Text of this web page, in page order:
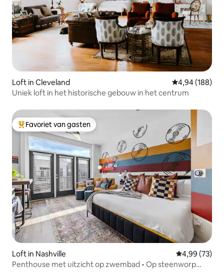
Loft in Cleveland Gemiddelde
4,94 (188)
Uniek loft in het historische gebouw in het centrum
Topfavoriet van gasten
Favoriet van gasten
Loft in Nashville Gemiddelde
4,99 (73)
Penthouse met uitzicht op zwembad • Op steenworp